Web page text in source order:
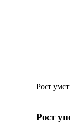
Рост
Рост